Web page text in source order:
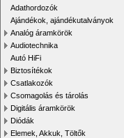
Adathordozók
Ajándékok, ajándékutalványok
Analóg áramkörök
Audiotechnika
Autó HiFi
Biztosítékok
Csatlakozók
Csomagolás és tárolás
Digitális áramkörök
Diódák
Elemek, Akkuk, Töltők